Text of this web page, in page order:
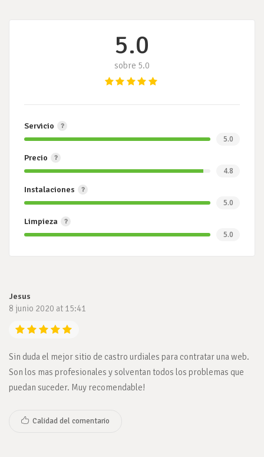
5.0
sobre 5.0
Servicio
5.0
Precio
4.8
Instalaciones
5.0
Limpieza
5.0
Jesus
8 junio 2020 at 15:41
Sin duda el mejor sitio de castro urdiales para contratar una web.
Son los mas profesionales y solventan todos los problemas que
puedan suceder. Muy recomendable!
Calidad del comentario